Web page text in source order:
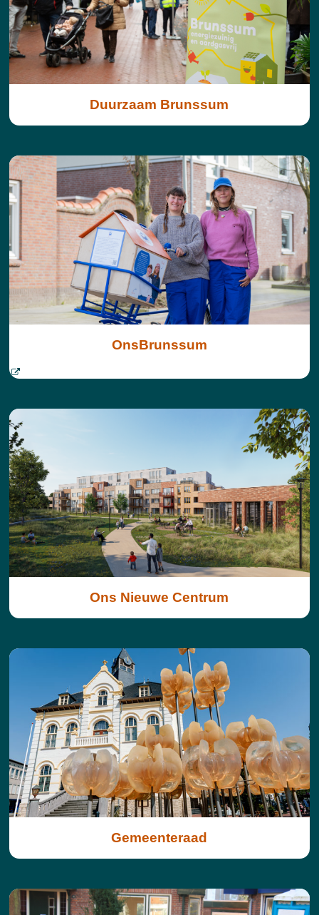
Duurzaam Brunssum
OnsBrunssum
Ons Nieuwe Centrum
Gemeenteraad